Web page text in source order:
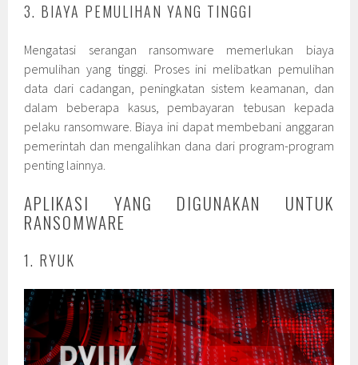
3. BIAYA PEMULIHAN YANG TINGGI
Mengatasi serangan ransomware memerlukan biaya
pemulihan yang tinggi. Proses ini melibatkan pemulihan
data dari cadangan, peningkatan sistem keamanan, dan
dalam beberapa kasus, pembayaran tebusan kepada
pelaku ransomware. Biaya ini dapat membebani anggaran
pemerintah dan mengalihkan dana dari program-program
penting lainnya.
APLIKASI YANG DIGUNAKAN UNTUK
RANSOMWARE
1. RYUK